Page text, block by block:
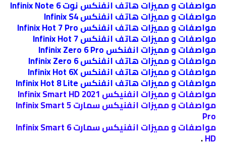
مواصفات و مميزات هاتف انفنكس نوت Infinix Note 6
مواصفات و مميزات هاتف انفنكس Infinix S4
مواصفات و مميزات هاتف انفنكس Infinix Hot 7 Pro
مواصفات و مميزات هاتف انفنكس Infinix Hot 7
مواصفات و مميزات انفنكس Infinix Zero 6 Pro
مواصفات و مميزات هاتف انفنكس Infinix Zero 6
مواصفات و مميزات هاتف انفنكس Infinix Hot 6X
مواصفات و مميزات هاتف انفنكس Infinix Hot 8 Lite
مواصفات و مميزات انفنيكس Infinix Smart HD 2021
مواصفات و مميزات انفنيكس سمارت Infinix Smart 5
Pro
مواصفات و مميزات انفنيكس سمارت Infinix Smart 6
HD
.